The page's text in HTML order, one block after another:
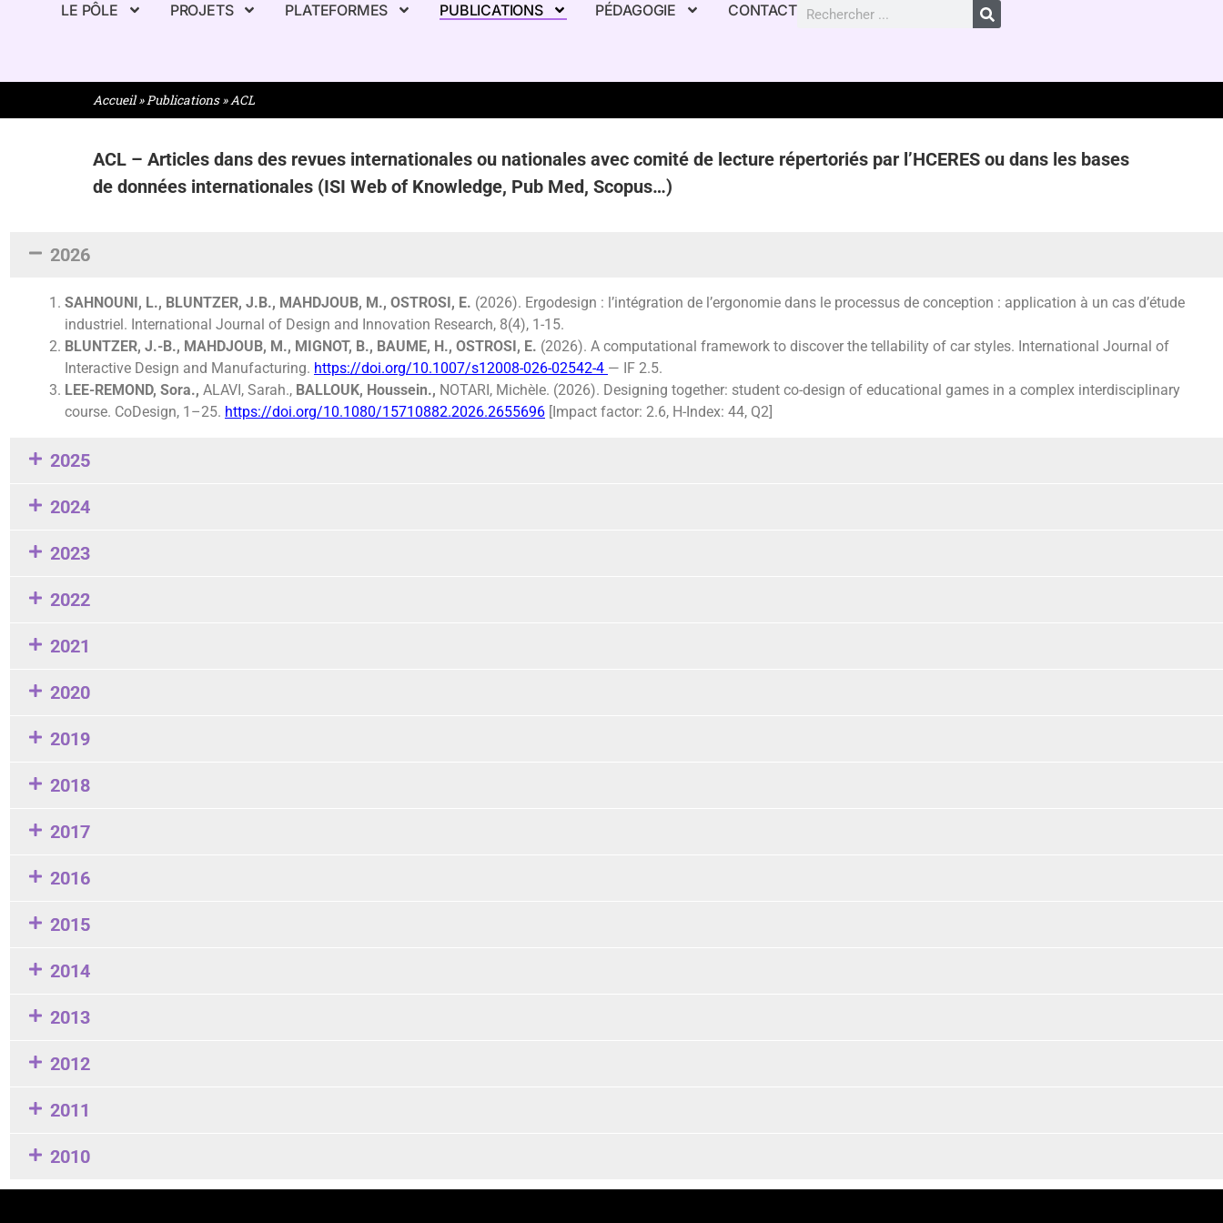
LE PÔLE PROJETS PLATEFORMES PUBLICATIONS PÉDAGOGIE CONTACT
Accueil»Publications»ACL
ACL – Articles dans des revues internationales ou nationales avec comité de lecture répertoriés par l’HCERES ou dans les bases
de données internationales (ISI Web of Knowledge, Pub Med, Scopus…)
2026
SAHNOUNI, L., BLUNTZER, J. B., MAHDJOUB, M., OSTROSI, E. (2026). Ergodesign : l’intégration de l’ergonomie dans le processus de conception : application à un cas d’étude
industriel. International Journal of Design and Innovation Research, 8(4), 1-15.
BLUNTZER, J.-B., MAHDJOUB, M., MIGNOT, B., BAUME, H., OSTROSI, E. (2026). A computational framework to discover the tellability of car styles. International Journal of
Interactive Design and Manufacturing. https://doi.org/10.1007/s12008-026-02542-4 — IF 2.5.
LEE-REMOND, Sora., ALAVI, Sarah., BALLOUK, Houssein., NOTARI, Michèle. (2026). Designing together: student co-design of educational games in a complex interdisciplinary
course. CoDesign, 1–25. https://doi.org/10.1080/15710882.2026.2655696 [Impact factor: 2.6, H-Index: 44, Q2]
2025
2024
2023
2022
2021
2020
2019
2018
2017
2016
2015
2014
2013
2012
2011
2010